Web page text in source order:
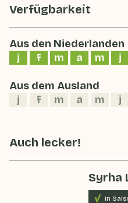
Verfügbarkeit
Aus den Niederlanden
j
f m a m j
Aus dem Ausland
j
f m a m j
Auch lecker!
Syrha
In